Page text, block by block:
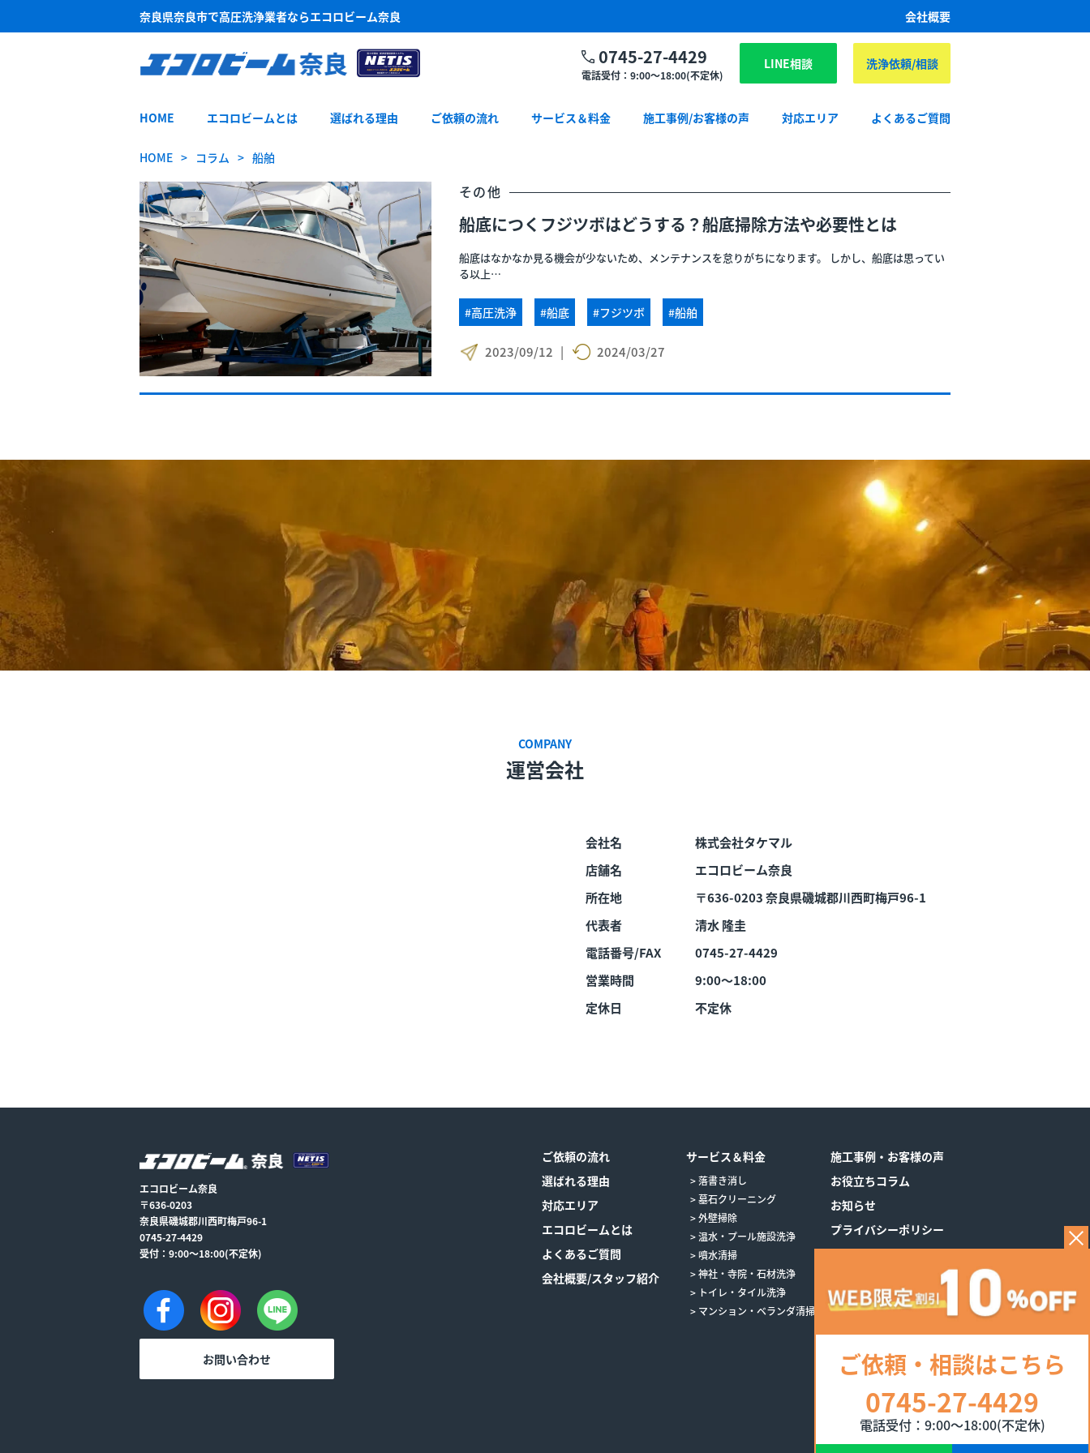
奈良県奈良市で高圧洗浄業者ならエコロビーム奈良 会社概要
0745-27-4429
電話受付：9:00～18:00(不定休)
LINE相談 洗浄依頼/相談
HOME エコロビームとは 選ばれる理由 ご依頼の流れ サービス＆料金 施工事例/お客様の声 対応エリア よくあるご質問
HOME コラム 船舶
その他
船底につくフジツボはどうする？船底掃除方法や必要性とは
船底はなかなか見る機会が少ないため、メンテナンスを怠りがちになります。 しかし、船底は思ってい
る以上…
#高圧洗浄 #船底 #フジツボ #船舶
2023/09/12 | 2024/03/27
COMPANY
運営会社
会社名
株式会社タケマル
店舗名
エコロビーム奈良
所在地
〒636-0203奈良県磯城郡川西町梅戸96-1
代表者
清水 隆圭
電話番号/FAX
0745-27-4429
営業時間
9:00～18:00
定休日
不定休
エコロビーム奈良
〒636-0203
奈良県磯城郡川西町梅戸96-1
0745-27-4429
受付：9:00～18:00(不定休)
お問い合わせ
ご依頼の流れ
選ばれる理由
対応エリア
エコロビームとは
よくあるご質問
会社概要/スタッフ紹介
サービス＆料金
落書き消し
墓石クリーニング
外壁掃除
温水・プール施設洗浄
噴水清掃
神社・寺院・石材洗浄
トイレ・タイル洗浄
マンション・ベランダ清掃
施工事例・お客様の声
お役立ちコラム
お知らせ
プライバシーポリシー
ご依頼・相談はこちら
0745-27-4429
電話受付：9:00～18:00(不定休)